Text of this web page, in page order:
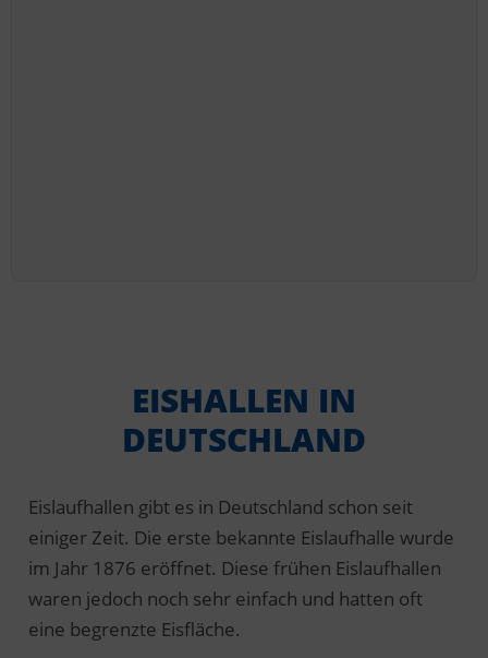
EISHALLEN IN
DEUTSCHLAND
Eislaufhallen gibt es in Deutschland schon seit
einiger Zeit. Die erste bekannte Eislaufhalle wurde
im Jahr 1876 eröffnet. Diese frühen Eislaufhallen
waren jedoch noch sehr einfach und hatten oft
eine begrenzte Eisfläche.